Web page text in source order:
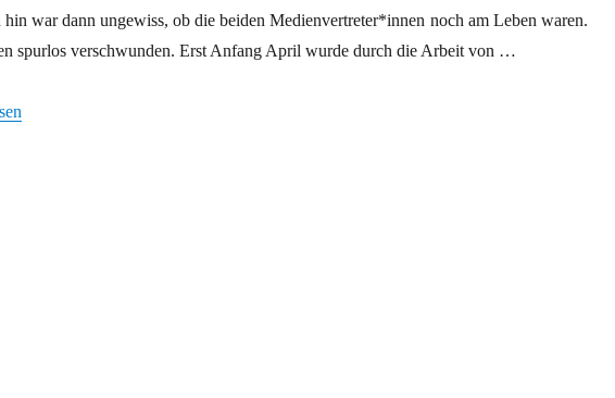
hin war dann ungewiss, ob die beiden Me­di­en­ver­tre­te­r*in­nen noch am Leben waren.
spurlos verschwunden. Erst Anfang April wurde durch die Arbeit von …
Hilfeleistung“